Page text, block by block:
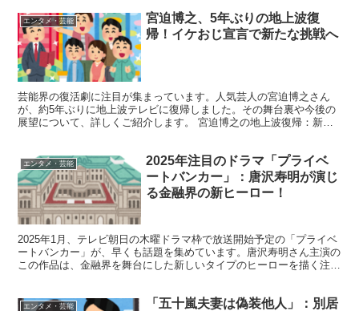
エンタメ・芸能
宮迫博之、5年ぶりの地上波復
帰！イケおじ宣言で新たな挑戦へ
芸能界の復活劇に注目が集まっています。人気芸人の宮迫博之さん
が、約5年ぶりに地上波テレビに復帰しました。その舞台裏や今後の
展望について、詳しくご紹介します。 宮迫博之の地上波復帰：新番
エンタメ・芸能
2025年注目のドラマ「プライベ
ートバンカー」：唐沢寿明が演じ
る金融界の新ヒーロー！
2025年1月、テレビ朝日の木曜ドラマ枠で放送開始予定の「プライベ
ートバンカー」が、早くも話題を集めています。唐沢寿明さん主演の
この作品は、金融界を舞台にした新しいタイプのヒーローを描く注目
エンタメ・芸能
「五十嵐夫妻は偽装他人」：別居